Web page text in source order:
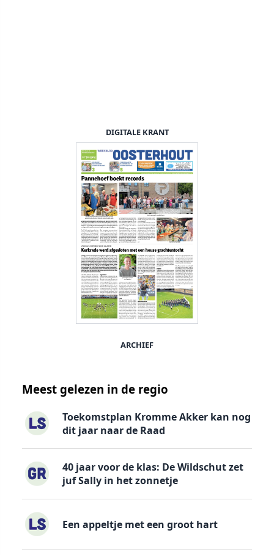
DIGITALE KRANT
ARCHIEF
Meest gelezen in de regio
Toekomstplan Kromme Akker kan nog
dit jaar naar de Raad
40 jaar voor de klas: De Wildschut zet
juf Sally in het zonnetje
Een appeltje met een groot hart